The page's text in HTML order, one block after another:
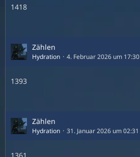
1418
Zählen
Hydration 4. Februar 2026 um 17:30
1393
Zählen
Hydration 31. Januar 2026 um 02:31